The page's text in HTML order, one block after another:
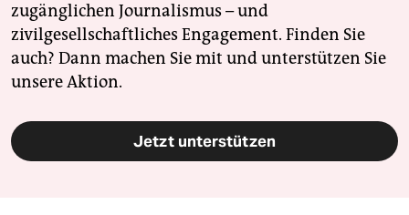
zugänglichen Journalismus – und
zivilgesellschaftliches Engagement. Finden Sie
auch? Dann machen Sie mit und unterstützen Sie
unsere Aktion.
Jetzt unterstützen